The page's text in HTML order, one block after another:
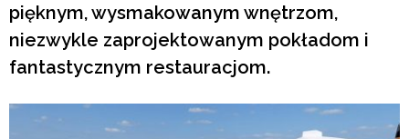
pięknym, wysmakowanym wnętrzom,
niezwykle zaprojektowanym pokładom i
fantastycznym restauracjom.